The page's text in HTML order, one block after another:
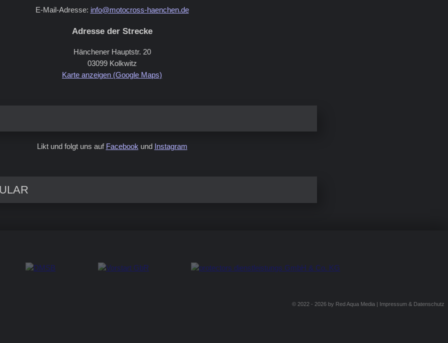
E-Mail-Adresse: info@motocross-haenchen.de
Adresse der Strecke
Hänchener Hauptstr. 20
03099 Kolkwitz
Karte anzeigen (Google Maps)
Likt und folgt uns auf Facebook und Instagram
© 2022 - 2026 by Red Aqua Media| Impressum & Datenschutz